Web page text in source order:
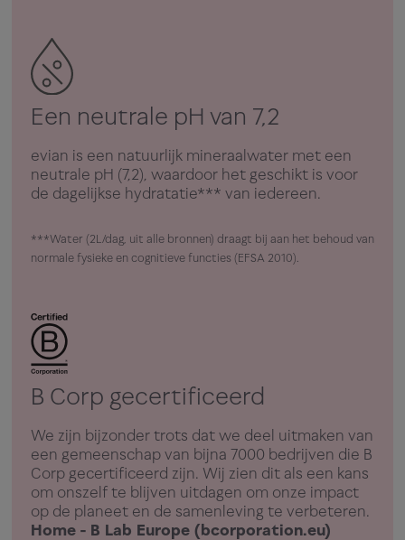
Een neutrale pH van 7,2
evian is een natuurlijk mineraalwater met een
neutrale pH (7,2), waardoor het geschikt is voor
de dagelijkse hydratatie*** van iedereen.
***Water (2L/dag, uit alle bronnen) draagt bij aan het behoud van
normale fysieke en cognitieve functies (EFSA 2010).
B Corp gecertificeerd
We zijn bijzonder trots dat we deel uitmaken van
een gemeenschap van bijna 7000 bedrijven die B
Corp gecertificeerd zijn. Wij zien dit als een kans
om onszelf te blijven uitdagen om onze impact
op de planeet en de samenleving te verbeteren.
Home - B Lab Europe (bcorporation.eu)